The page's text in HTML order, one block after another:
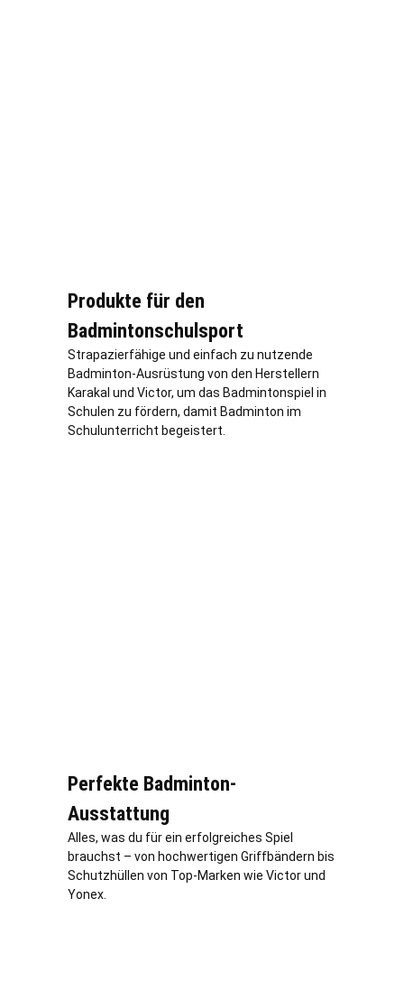
Produkte für den
Badmintonschulsport
Strapazierfähige und einfach zu nutzende
Badminton-Ausrüstung von den Herstellern
Karakal und Victor, um das Badmintonspiel in
Schulen zu fördern, damit Badminton im
Schulunterricht begeistert.
Perfekte Badminton-
Ausstattung
Alles, was du für ein erfolgreiches Spiel
brauchst – von hochwertigen Griffbändern bis
Schutzhüllen von Top-Marken wie Victor und
Yonex.